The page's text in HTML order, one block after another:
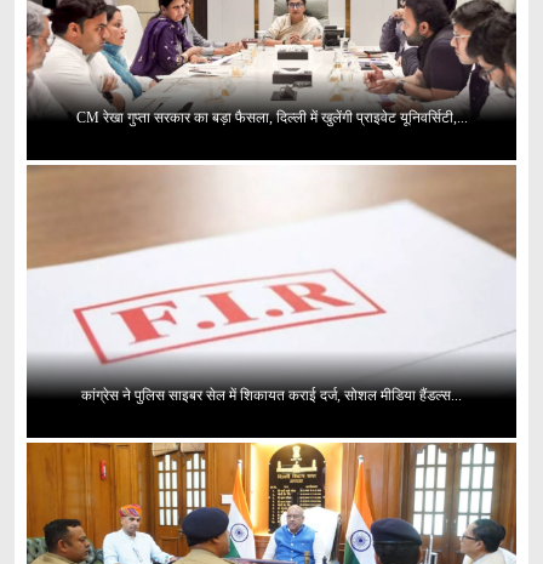
CM रेखा गुप्ता सरकार का बड़ा फैसला, दिल्ली में खुलेंगी प्राइवेट यूनिवर्सिटी,...
कांग्रेस ने पुलिस साइबर सेल में शिकायत कराई दर्ज, सोशल मीडिया हैंडल्स...